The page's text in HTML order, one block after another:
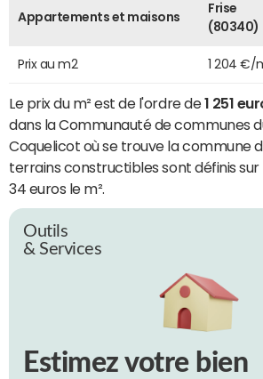
Appartements et maisons
Frise
(80340)
Prix au m2 1 204 €/
Le prix du m² est de l'ordre de1 251
dans la Communauté de communes
Coquelicot où se trouve la commune
terrains constructibles sont définis sur
34 euros le m².
Outils
& Services
Estimez votre bien